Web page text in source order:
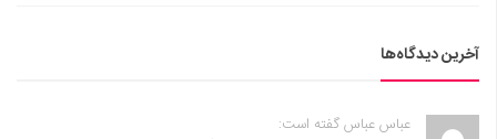
آخرین دیدگاه‌ها
عباس عباس گفته است: